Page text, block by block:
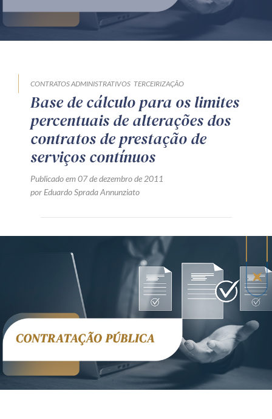
Produtos e serviços
Orientação por Escrito
Mentoria Zênite
Capacitação
Zênite Online
Eventos presenciais
Zênite in Company
Diferenciais
Receba por RSS
Av. Sete de Setembro, 4698
80240-000
Telefone (41) 2109-8666
CONTRATOS ADMINISTRATIVOS TERCEIRIZAÇÃO
Base de cálculo para os limites
percentuais de alterações dos
contratos de prestação de
serviços contínuos
Publicado em 07 de dezembro de 2011
por Eduardo Sprada Annunziato